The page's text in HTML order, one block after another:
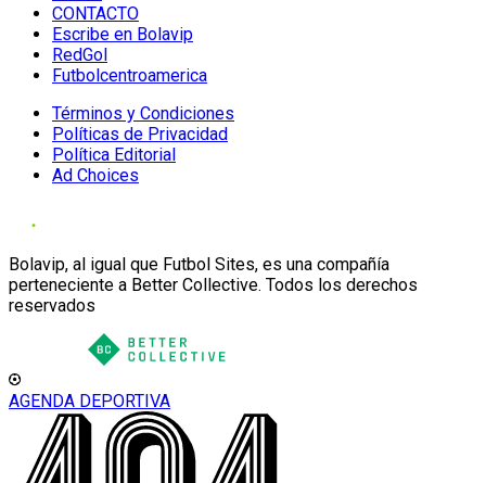
CONTACTO
Escribe en Bolavip
RedGol
Futbolcentroamerica
Términos y Condiciones
Políticas de Privacidad
Política Editorial
Ad Choices
Bolavip, al igual que Futbol Sites, es una compañía
perteneciente a Better Collective. Todos los derechos
reservados
AGENDA DEPORTIVA